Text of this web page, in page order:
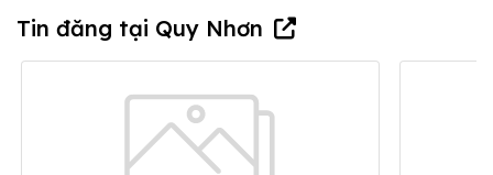
Tin đăng tại Quy Nhơn